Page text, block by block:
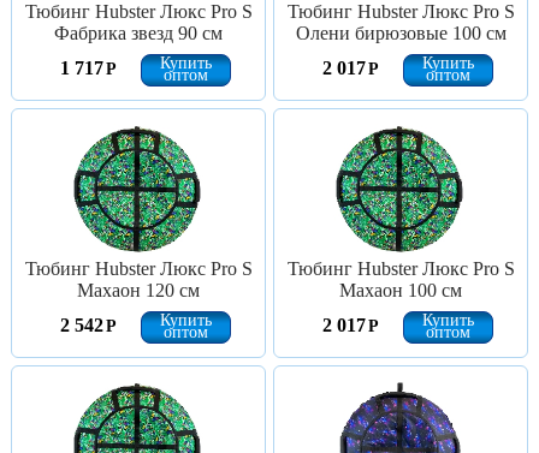
Тюбинг Hubster Люкс Pro S
Фабрика звезд 90 см
1 717Р Купить
оптом
Тюбинг Hubster Люкс Pro S
Олени бирюзовые 100 см
2 017Р Купить
оптом
Тюбинг Hubster Люкс Pro S
Махаон 120 см
2 542Р Купить
оптом
Тюбинг Hubster Люкс Pro S
Махаон 100 см
2 017Р Купить
оптом